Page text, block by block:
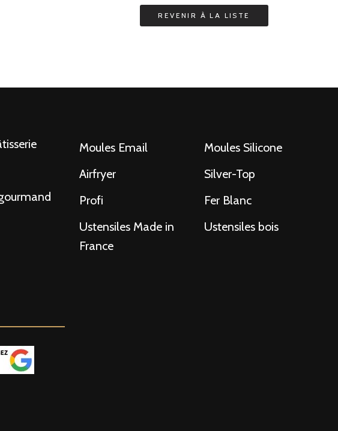
Moules Email
Moules Silicone
Airfryer
Silver-Top
Profi
Fer Blanc
Ustensiles Made in
France
Ustensiles bois